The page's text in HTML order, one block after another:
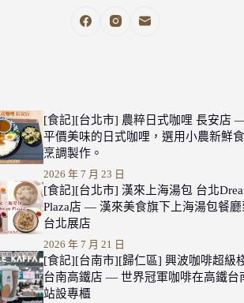
[食記][台北市] 農粹日式咖哩 長安店
平價美味的日式咖哩，選用小農新鮮
烹調製作。
2026 年 7 月 23 日
[食記][台北市] 漢來上海湯包 台北
Plaza店 — 漢來美食旗下上海湯包餐廳
台北展店
2026 年 7 月 21 日
[食記][台南市][歸仁區] 興波咖啡超級
台南高鐵店 — 世界冠軍咖啡在高鐵台
站設專櫃